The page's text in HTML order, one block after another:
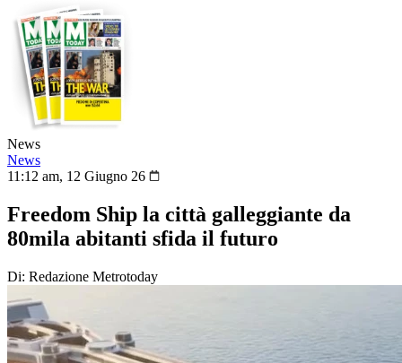
News
News
11:12 am, 12 Giugno 26
Freedom Ship la città galleggiante da
80mila abitanti sfida il futuro
Di: Redazione Metrotoday